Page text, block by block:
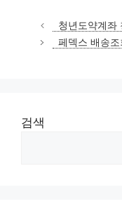
청년도약계좌
페덱스 배송
검색